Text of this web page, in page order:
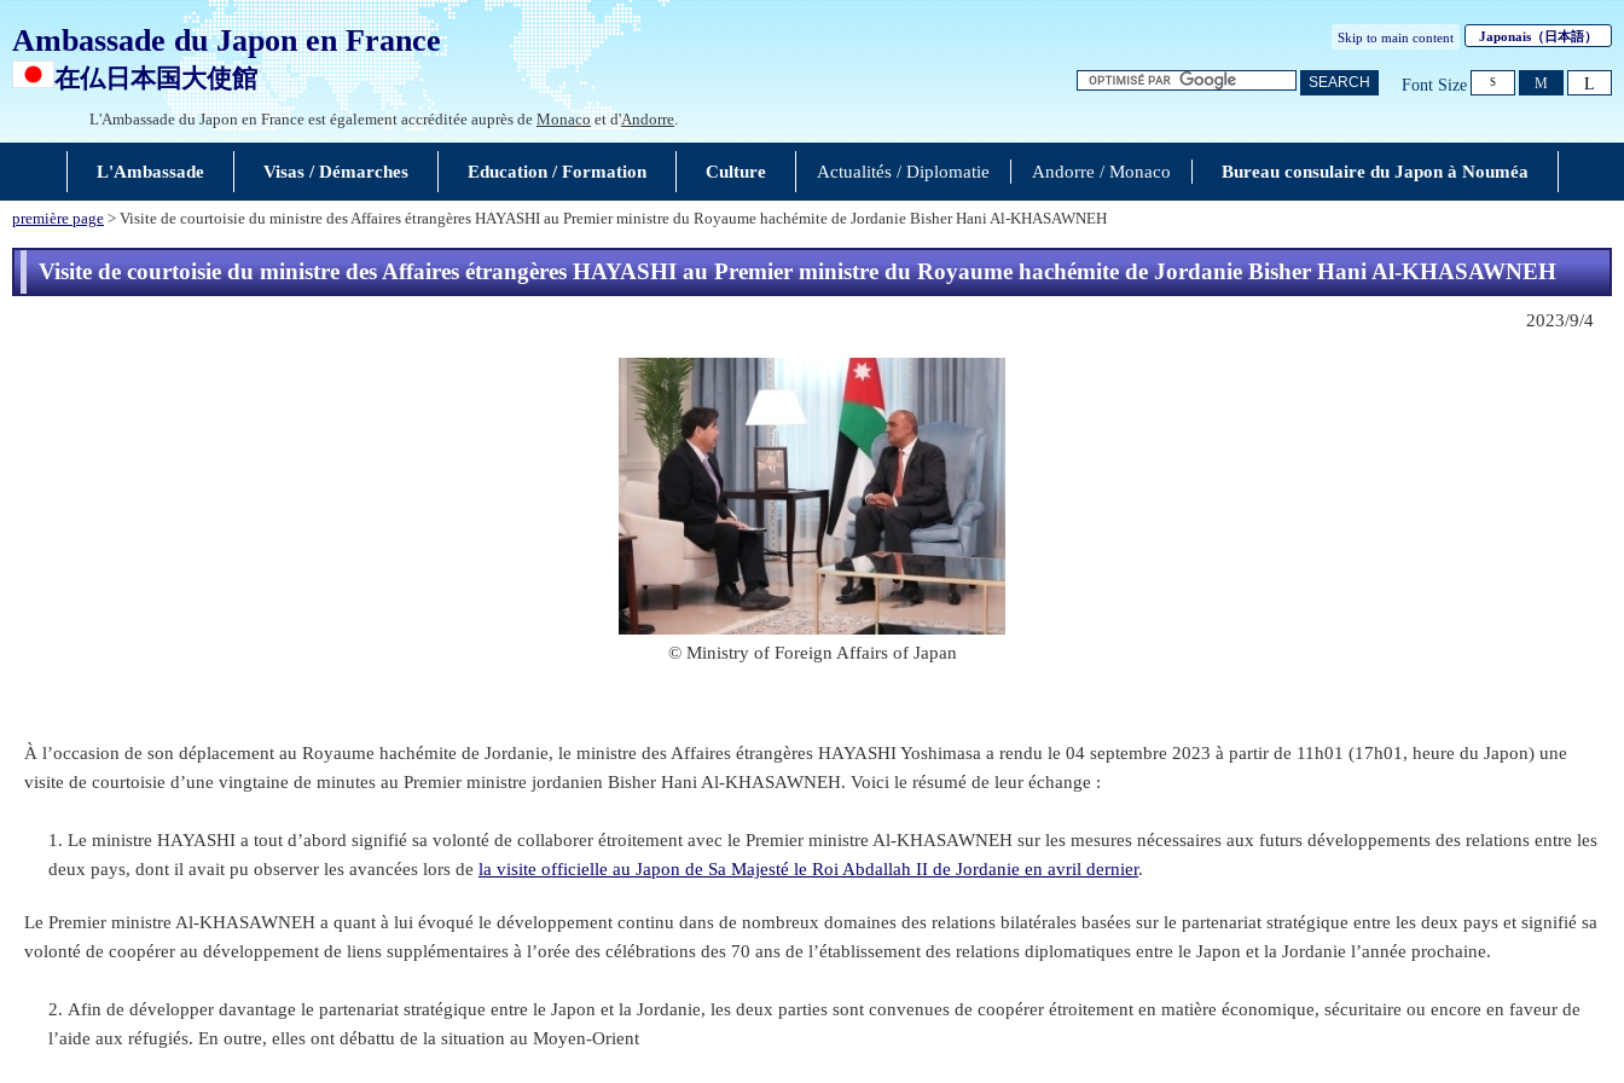
Ambassade du Japon en France
在仏日本国大使館
Skip to main content Japonais（日本語）
SEARCH Font Size S M L
L'Ambassade du Japon en France est également accréditée auprès de Monacoet d'Andorre.
L'Ambassade Visas / Démarches Education / Formation Culture Actualités / Diplomatie Andorre / Monaco Bureau consulaire du Japon à Nouméa
première page > Visite de courtoisie du ministre des Affaires étrangères HAYASHI au Premier ministre du Royaume hachémite de Jordanie Bisher Hani Al-KHASAWNEH
Visite de courtoisie du ministre des Affaires étrangères HAYASHI au Premier ministre du Royaume hachémite de Jordanie Bisher Hani Al-KHASAWNEH
2023/9/4
© Ministry of Foreign Affairs of Japan
À l’occasion de son déplacement au Royaume hachémite de Jordanie, le ministre des Affaires étrangères HAYASHI Yoshimasa a rendu le 04 septembre 2023 à partir de 11h01 (17h01, heure du Japon) une
visite de courtoisie d’une vingtaine de minutes au Premier ministre jordanien Bisher Hani Al-KHASAWNEH. Voici le résumé de leur échange :
Le ministre HAYASHI a tout d’abord signifié sa volonté de collaborer étroitement avec le Premier ministre Al-KHASAWNEH sur les mesures nécessaires aux futurs développements des relations entre les
deux pays, dont il avait pu observer les avancées lors de la visite officielle au Japon de Sa Majesté le Roi Abdallah II de Jordanie en avril dernier.
Le Premier ministre Al-KHASAWNEH a quant à lui évoqué le développement continu dans de nombreux domaines des relations bilatérales basées sur le partenariat stratégique entre les deux pays et signifié sa
volonté de coopérer au développement de liens supplémentaires à l’orée des célébrations des 70 ans de l’établissement des relations diplomatiques entre le Japon et la Jordanie l’année prochaine.
Afin de développer davantage le partenariat stratégique entre le Japon et la Jordanie, les deux parties sont convenues de coopérer étroitement en matière économique, sécuritaire ou encore en faveur de
l’aide aux réfugiés. En outre, elles ont débattu de la situation au Moyen-Orient